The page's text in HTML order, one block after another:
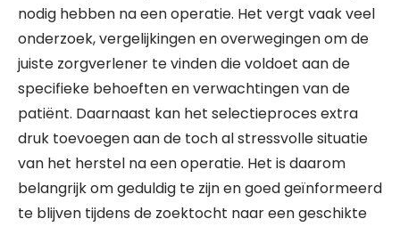
nodig hebben na een operatie. Het vergt vaak veel
onderzoek, vergelijkingen en overwegingen om de
juiste zorgverlener te vinden die voldoet aan de
specifieke behoeften en verwachtingen van de
patiënt. Daarnaast kan het selectieproces extra
druk toevoegen aan de toch al stressvolle situatie
van het herstel na een operatie. Het is daarom
belangrijk om geduldig te zijn en goed geïnformeerd
te blijven tijdens de zoektocht naar een geschikte